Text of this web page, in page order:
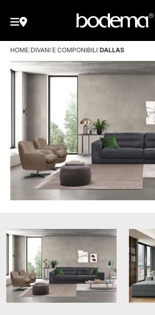
HOME DIVANI E COMPONIBILI DALLAS